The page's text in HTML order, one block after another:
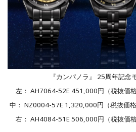
『カンパノラ』 25周年記念
左： AH7064-52E 451,000円（税抜価
中： NZ0004-57E 1,320,000円（税抜価
右： AH4084-51E 506,000円（税抜価